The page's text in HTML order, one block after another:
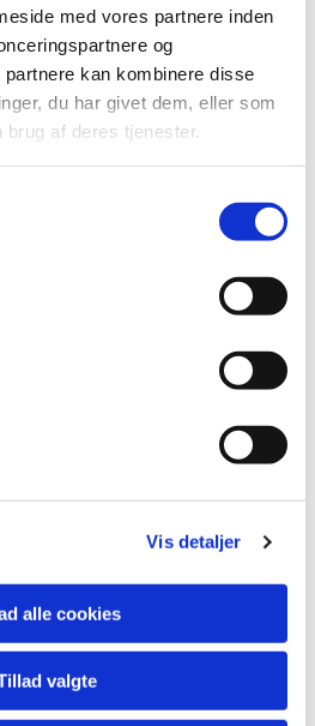
med vores partnere inden
og
kan kombinere disse
du har givet dem, eller som
af deres tjenester.
Vis detaljer
alle cookies
valgte